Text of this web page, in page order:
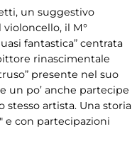
un suggestivo
il M°
fantastica” centrata
rinascimentale
presente nel suo
un po’ anche partecipe
stesso artista. Una storia
con partecipazioni